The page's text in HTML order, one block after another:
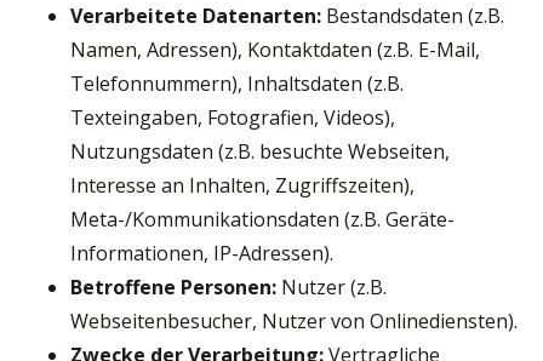
Verarbeitete Datenarten: Bestandsdaten (z.B.
Namen, Adressen), Kontaktdaten (z.B. E-Mail,
Telefonnummern), Inhaltsdaten (z.B.
Texteingaben, Fotografien, Videos),
Nutzungsdaten (z.B. besuchte Webseiten,
Interesse an Inhalten, Zugriffszeiten),
Meta-/Kommunikationsdaten (z.B. Geräte-
Informationen, IP-Adressen).
Betroffene Personen: Nutzer (z.B.
Webseitenbesucher, Nutzer von Onlinediensten).
Zwecke der Verarbeitung:Vertragliche